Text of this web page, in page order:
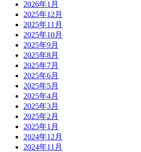
2026年1月
2025年12月
2025年11月
2025年10月
2025年9月
2025年8月
2025年7月
2025年6月
2025年5月
2025年4月
2025年3月
2025年2月
2025年1月
2024年12月
2024年11月